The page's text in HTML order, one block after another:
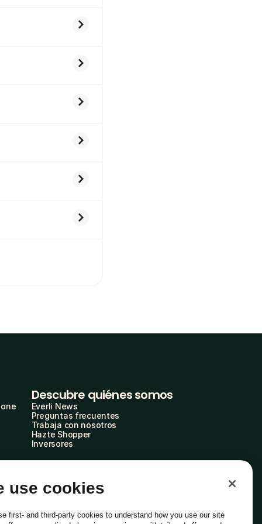
Descubre quiénes somos
Everli News
Preguntas frecuentes
Trabaja con nosotros
Hazte Shopper
Inversores
use cookies
first- and third-party cookies to understand how you use our site